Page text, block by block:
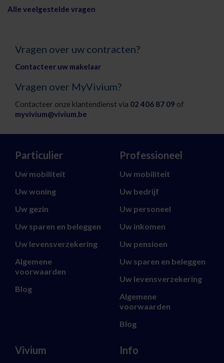
Alle veelgestelde vragen
Vragen over uw contracten?
Contacteer uw makelaar
Vragen over MyVivium?
Contacteer onze klantendienst via 02 406 87 09 of
myvivium@vivium.be
Particulier
Uw mobiliteit
Uw woning
Uw gezin
Uw sparen en beleggen
Uw levensverzekering
Algemene
voorwaarden
Blog
Professioneel
Uw mobiliteit
Uw bedrijf
Uw personeel
Uw inkomen
Uw pensioen
Uw sparen en beleggen
Uw levensverzekering
Algemene
voorwaarden
Blog
Vivium Info